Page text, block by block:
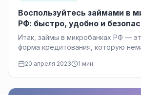
Воспользуйтесь займами в
РФ: быстро, удобно и
Итак, займы в микробанках РФ —
форма кредитования, которую
финансовых…
20 апреля 2023 1 мин